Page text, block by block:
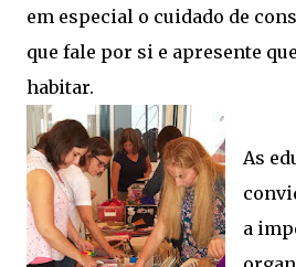
em especial o cuidado de
que fale por si e apresente
habitar.
As
a